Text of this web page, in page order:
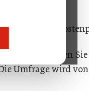
&
nehmen
Umfrage wird